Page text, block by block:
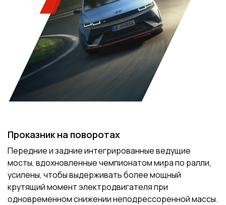
Проказник на поворотах
Передние и задние интегрированные ведущие
мосты, вдохновленные чемпионатом мира по ралли,
усилены, чтобы выдерживать более мощный
крутящий момент электродвигателя при
одновременном снижении неподрессоренной массы.